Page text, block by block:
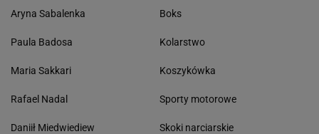
Aryna Sabalenka
Paula Badosa
Maria Sakkari
Rafael Nadal
Daniił Miedwiediew
Boks
Kolarstwo
Koszykówka
Sporty motorowe
Skoki narciarskie